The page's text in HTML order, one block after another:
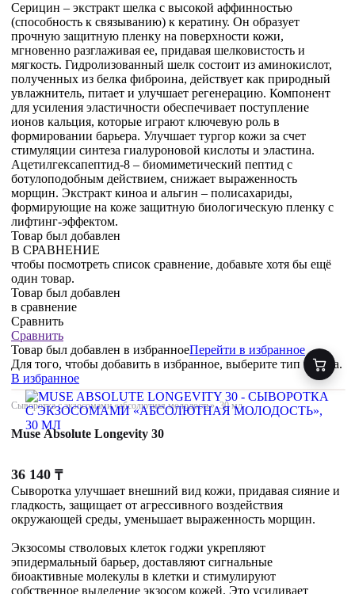
Серицин – экстракт шелка с высокой аффинностью
(способность к связыванию) к кератину. Он образует
прочную защитную пленку на поверхности кожи,
мгновенно разглаживая ее, придавая шелковистость и
мягкость. Гидролизованный шелк состоит из аминокислот,
полученных из белка фиброина, действует как природный
увлажнитель, питает и улучшает регенерацию. Компонент
для усиления эластичности обеспечивает поступление
ионов кальция, которые играют ключевую роль в
формировании барьера. Улучшает тургор кожи за счет
стимуляции синтеза гиалуроновой кислоты и эластина.
Ацетилгексапептид-8 – биомиметический пептид с
ботулоподобным действием, снижает выраженность
морщин. Экстракт киноа и альгин – полисахариды,
формирующие на коже защитную биологическую пленку с
лифтинг-эффектом.
Товар был добавлен
В СРАВНЕНИЕ
чтобы посмотреть список сравнение, добавьте хотя бы ещё
один товар.
Товар был добавлен
в сравнение
Сравнить
Сравнить
Товар был добавлен в избранноеПерейти в избранное
Для того, чтобы добавить в избранное, выберите тип товара.
В избранное
Сыворотка с экзосомами «абсолютная молодость», 30 мл
Muse Absolute Longevity 30
36 140 ₸
Сыворотка улучшает внешний вид кожи, придавая сияние и
гладкость, защищает от агрессивного воздействия
окружающей среды, уменьшает выраженность морщин.
Экзосомы стволовых клеток годжи укрепляют
эпидермальный барьер, доставляют сигнальные
биоактивные молекулы в клетки и стимулируют
собственное выделение экзосом кожей. Это усиливает